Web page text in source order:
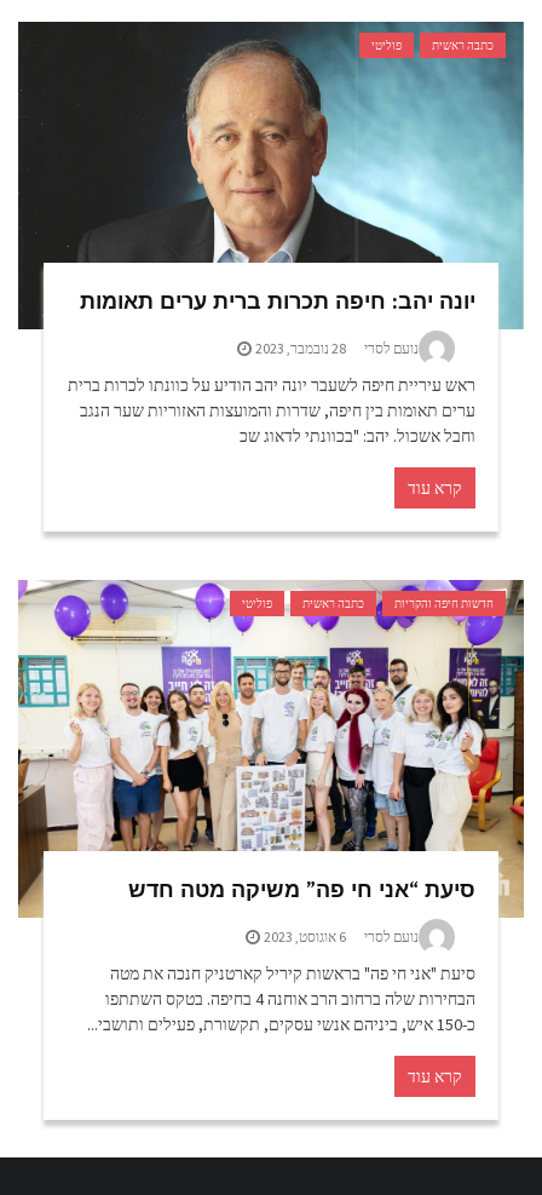
כתבה ראשית פוליטי
יונה יהב: חיפה תכרות ברית ערים תאומות
נועם לסרי 28 נובמבר, 2023
ראש עיריית חיפה לשעבר יונה יהב הודיע על כוונתו לכרות ברית
ערים תאומות בין חיפה, שדרות והמועצות האזוריות שער הנגב
וחבל אשכול. יהב: "בכוונתי לדאוג שכ
קרא עוד
חדשות חיפה והקריות כתבה ראשית פוליטי
סיעת “אני חי פה” משיקה מטה חדש
נועם לסרי 6 אוגוסט, 2023
סיעת "אני חי פה" בראשות קיריל קארטניק חנכה את מטה
הבחירות שלה ברחוב הרב אוחנה 4 בחיפה. בטקס השתתפו
כ-150 איש, ביניהם אנשי עסקים, תקשורת, פעילים ותושבי...
קרא עוד